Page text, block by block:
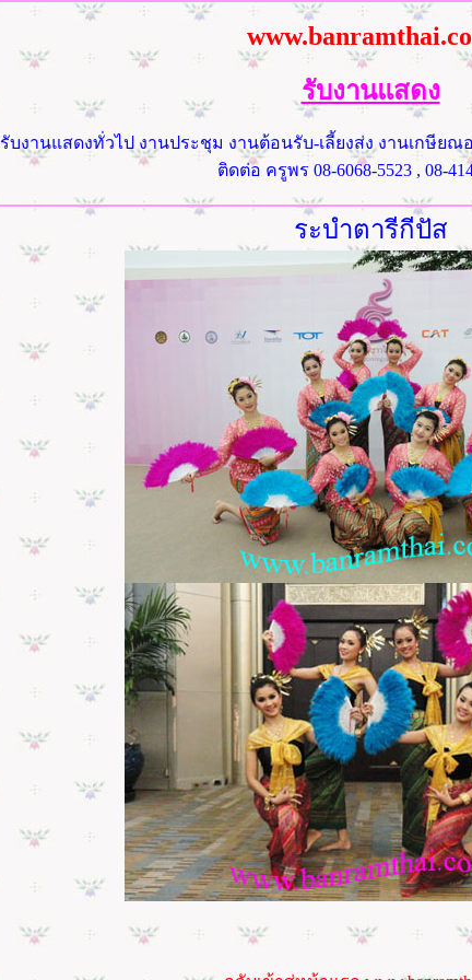
รับงานแสดง
รับงานแสดงทั่วไป งานประชุม งานต้อนรับ-เลี้ยงส่ง งานเกษีย
ติดต่อ ครูพร 08-6068-5523 , 08-
ระบำตารีกีปัส